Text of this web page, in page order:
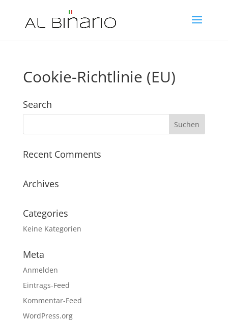
Cookie-Richtlinie (EU)
Search
Recent Comments
Archives
Categories
Keine Kategorien
Meta
Anmelden
Eintrags-Feed
Kommentar-Feed
WordPress.org